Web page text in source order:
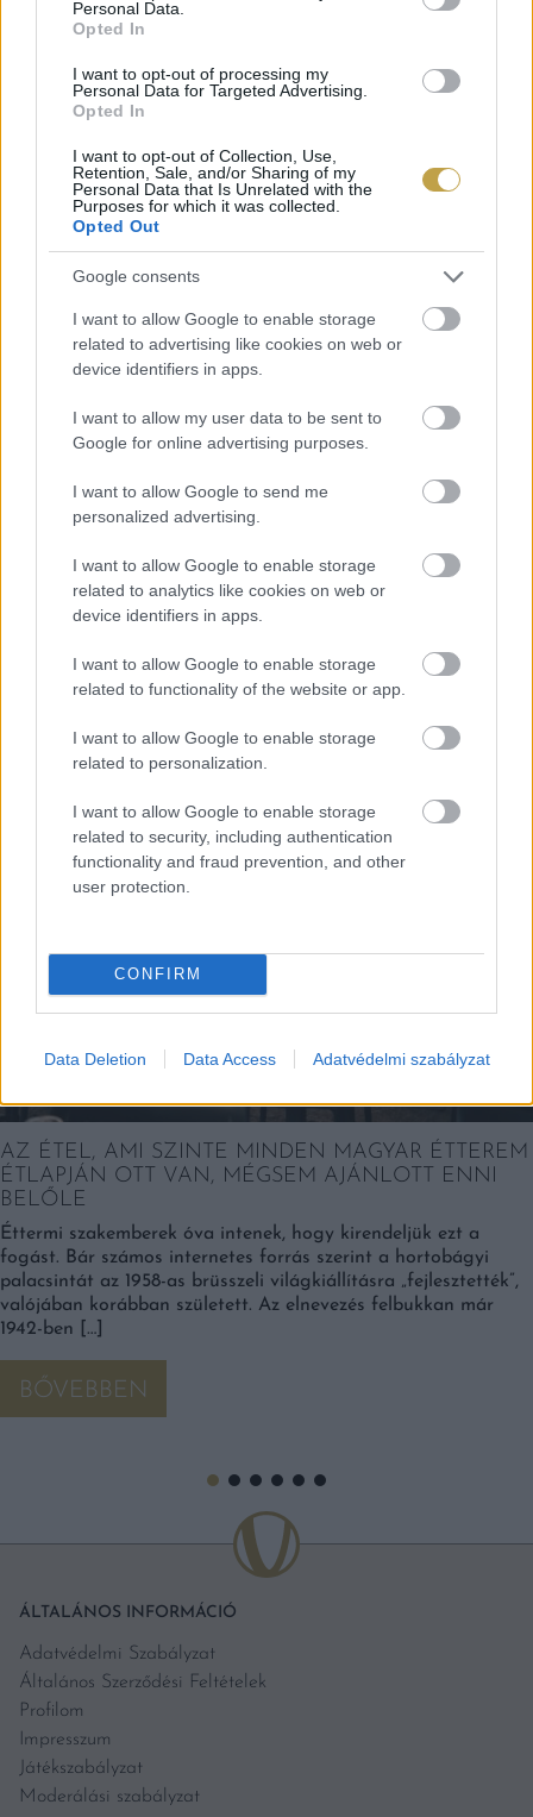
Personal Data.
Opted In
I want to opt-out of processing my
Personal Data for Targeted Advertising.
Opted In
I want to opt-out of Collection, Use,
Retention, Sale, and/or Sharing of my
Personal Data that Is Unrelated with the
Purposes for which it was collected.
Opted Out
Google consents
I want to allow Google to enable storage
related to advertising like cookies on web or
device identifiers in apps.
I want to allow my user data to be sent to
Google for online advertising purposes.
I want to allow Google to send me
personalized advertising.
I want to allow Google to enable storage
related to analytics like cookies on web or
device identifiers in apps.
I want to allow Google to enable storage
related to functionality of the website or app.
I want to allow Google to enable storage
related to personalization.
I want to allow Google to enable storage
related to security, including authentication
functionality and fraud prevention, and other
user protection.
CONFIRM
Data Deletion Data Access Adatvédelmi szabályzat
mindent csináljunk úgy, ahogy szoktunk a rántott
hús összeállításánál és kisütésénél.
Szerző: Bódy Kolos
Címlapfotó:Mark König/ Unsplash
Falatok
AZ ÉTEL, AMI SZINTE MINDEN MAGYAR ÉTTEREM
ÉTLAPJÁN OTT VAN, MÉGSEM AJÁNLOTT ENNI
BELŐLE
Éttermi szakemberek óva intenek, hogy kirendeljük ezt a
fogást. Bár számos internetes forrás szerint a hortobágyi
palacsintát az 1958-as brüsszeli világkiállításra „fejlesztették”,
valójában korábban született. Az elnevezés felbukkan már
1942-ben […]
BŐVEBBEN
ÁLTALÁNOS INFORMÁCIÓ
Adatvédelmi Szabályzat
Általános Szerződési Feltételek
Profilom
Impresszum
Játékszabályzat
Moderálási szabályzat